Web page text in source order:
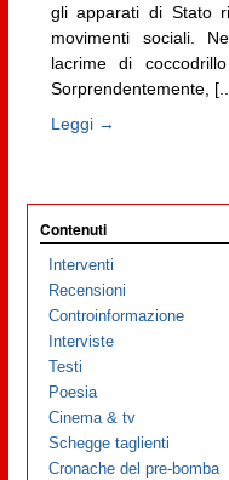
gli apparati di Stato
movimenti sociali.
lacrime di
Sorprendentemente,
Leggi →
Contenuti
Interventi
Recensioni
Controinformazione
Interviste
Testi
Poesia
Cinema & tv
Schegge taglienti
Cronache del pre-bomba